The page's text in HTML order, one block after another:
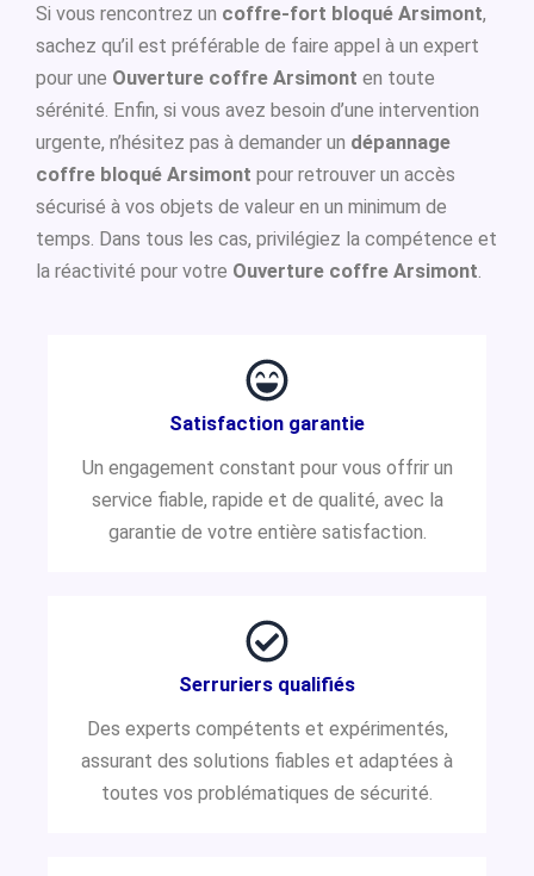
Si vous rencontrez un coffre-fort bloqué Arsimont,
sachez qu’il est préférable de faire appel à un expert
pour une Ouverture coffre Arsimont en toute
sérénité. Enfin, si vous avez besoin d’une intervention
urgente, n’hésitez pas à demander un dépannage
coffre bloqué Arsimont pour retrouver un accès
sécurisé à vos objets de valeur en un minimum de
temps. Dans tous les cas, privilégiez la compétence et
la réactivité pour votre Ouverture coffre Arsimont.
Satisfaction garantie
Un engagement constant pour vous offrir un
service fiable, rapide et de qualité, avec la
garantie de votre entière satisfaction.
Serruriers qualifiés
Des experts compétents et expérimentés,
assurant des solutions fiables et adaptées à
toutes vos problématiques de sécurité.